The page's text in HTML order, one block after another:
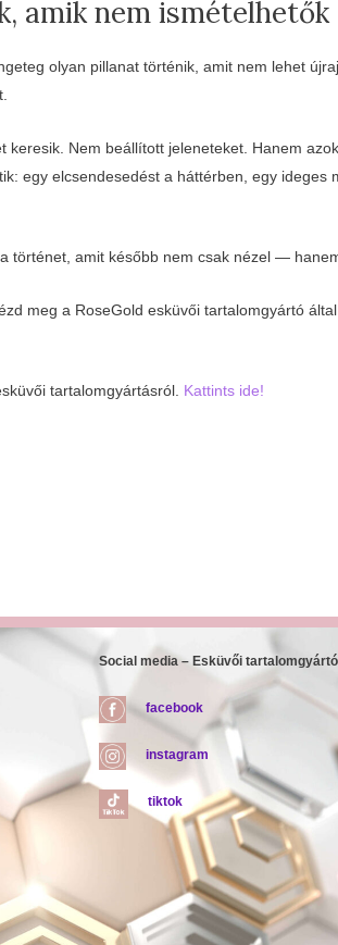
amik nem ismételhetők
olyan pillanat történik, amit nem lehet
keresik. Nem beállított jeleneteket. Hanem
egy elcsendesedést a háttérben, egy ideges
történet, amit később nem csak nézel —
meg a RoseGold esküvői tartalomgyártó
tartalomgyártásról. Kattints ide!
Social media – Esküvői tartalomgyártó
facebook
instagram
tiktok